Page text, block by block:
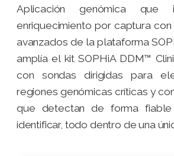
Aplicación genómica
enriquecimiento por captura
avanzados de la plataforma
amplía el kit SOPHiA DDM™
con sondas dirigidas para
regiones genómicas críticas y
que detectan de forma
identificar, todo dentro de una